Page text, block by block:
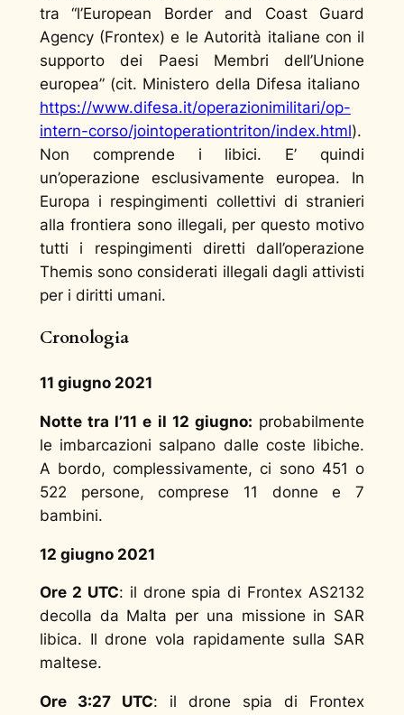
tra “l’European Border and Coast Guard
Agency (Frontex) e le Autorità italiane con il
supporto dei Paesi Membri dell’Unione
europea” (cit. Ministero della Difesa italiano
https://www.difesa.it/operazionimilitari/op-
intern-corso/jointoperationtriton/index.html).
Non comprende i libici. E’ quindi
un’operazione esclusivamente europea. In
Europa i respingimenti collettivi di stranieri
alla frontiera sono illegali, per questo motivo
tutti i respingimenti diretti dall’operazione
Themis sono considerati illegali dagli attivisti
per i diritti umani.
Cronologia
11 giugno 2021
Notte tra l’11 e il 12 giugno: probabilmente
le imbarcazioni salpano dalle coste libiche.
A bordo, complessivamente, ci sono 451 o
522 persone, comprese 11 donne e 7
bambini.
12 giugno 2021
Ore 2 UTC: il drone spia di Frontex AS2132
decolla da Malta per una missione in SAR
libica. Il drone vola rapidamente sulla SAR
maltese.
Ore 3:27 UTC: il drone spia di Frontex